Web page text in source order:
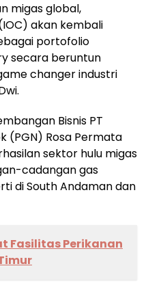
migas global,
akan kembali
portofolio
secara beruntun
changer industri
Bisnis PT
(PGN) Rosa Permata
sektor hulu migas
cadangan gas
di South Andaman dan
Fasilitas Perikanan